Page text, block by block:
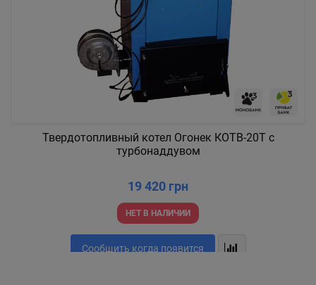
Твердотопливный котел Огонек КОТВ-20Т с
турбонаддувом
19 420 грн
НЕТ В НАЛИЧИИ
Сообщить когда появится